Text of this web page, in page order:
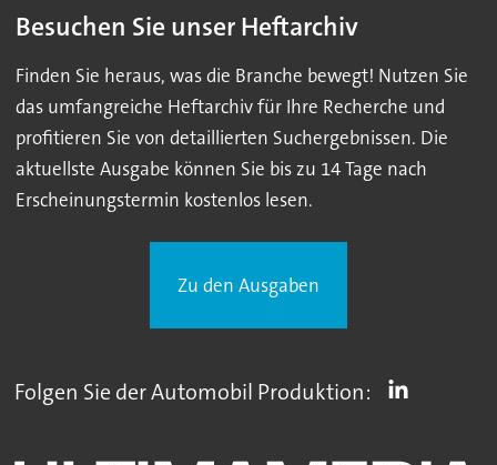
Besuchen Sie unser Heftarchiv
Finden Sie heraus, was die Branche bewegt! Nutzen Sie
das umfangreiche Heftarchiv für Ihre Recherche und
profitieren Sie von detaillierten Suchergebnissen. Die
aktuellste Ausgabe können Sie bis zu 14 Tage nach
Erscheinungstermin kostenlos lesen.
Zu den Ausgaben
Folgen Sie der Automobil Produktion: